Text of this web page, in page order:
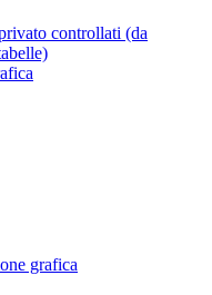
controllati (da
grafica